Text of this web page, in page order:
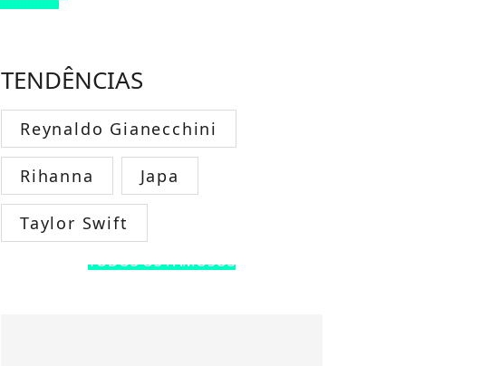
TENDÊNCIAS
Reynaldo Gianecchini
Rihanna Japa
Taylor Swift
TODOS OS FAMOSOS